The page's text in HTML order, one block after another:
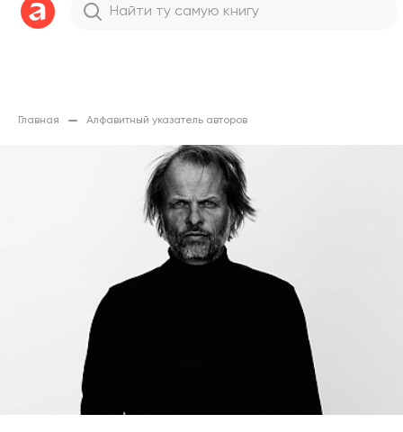
Главная Алфавитный указатель авторов